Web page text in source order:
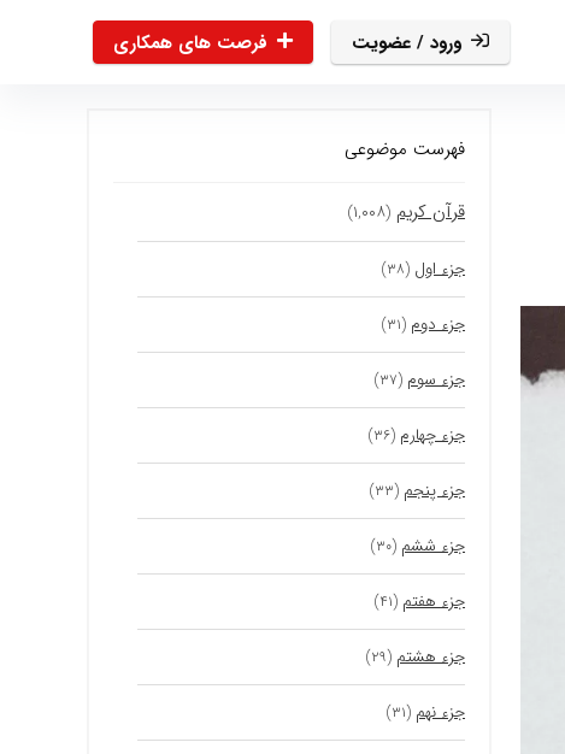
ورود / عضویت فرصت های همکاری
فهرست موضوعی
قرآن کریم (۱,۰۰۸)
جزء اول (۳۸)
جزء دوم (۳۱)
جزء سوم (۳۷)
جزء چهارم (۳۶)
جزء پنجم (۳۳)
جزء ششم (۳۰)
جزء هفتم (۴۱)
جزء هشتم (۲۹)
جزء نهم (۳۱)